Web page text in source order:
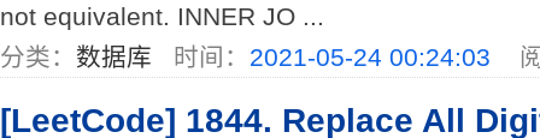
not equivalent. INNER JO ...
分类： 数据库 时间： 2021-05-24 00:24:03 阅
[LeetCode] 1844. Replace All